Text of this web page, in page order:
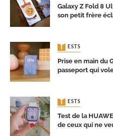
Galaxy Z Fold 8
son petit frère
TESTS
Prise en main du
passeport qui
TESTS
Test de la
de ceux qui ne